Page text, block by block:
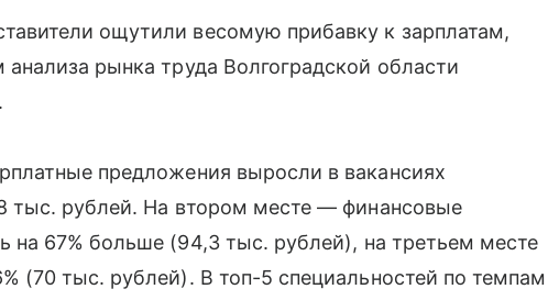
ощутили весомую прибавку к зарплатам,
рынка труда Волгоградской области
предложения выросли в вакансиях
тыс. рублей. На втором месте — финансовые
на 67% больше (94,3 тыс. рублей), на третьем месте
(70 тыс. рублей). В топ-5 специальностей по темпам